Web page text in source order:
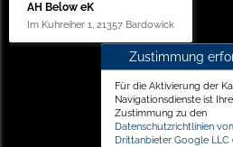
AH Below eK
Im Kuhreiher 1, 21357 Bardowick
Zustimmung
Für die Aktivierung der
Navigationsdienste ist Ihre
Zustimmung zu den
Datenschutzrichtlinien
Drittanbieter Google LLC